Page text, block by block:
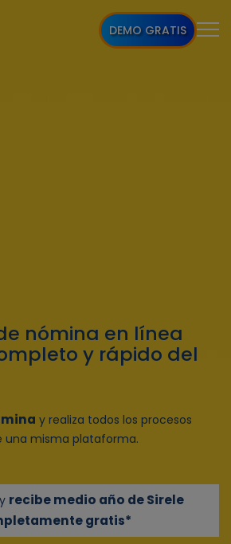
DEMO GRATIS
nómina en línea
y rápido del
y realiza todos los procesos
una misma plataforma.
recibe medio año deSirele
gratis*